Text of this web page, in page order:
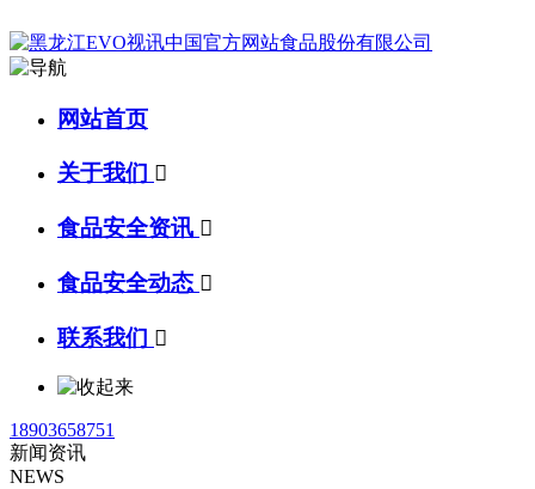
网站首页
关于我们 
食品安全资讯 
食品安全动态 
联系我们 
18903658751
新闻资讯
NEWS